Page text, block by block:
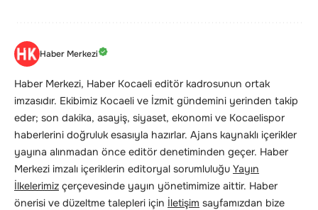
Haber Merkezi
Haber Merkezi, Haber Kocaeli editör kadrosunun ortak
imzasıdır. Ekibimiz Kocaeli ve İzmit gündemini yerinden takip
eder; son dakika, asayiş, siyaset, ekonomi ve Kocaelispor
haberlerini doğruluk esasıyla hazırlar. Ajans kaynaklı içerikler
yayına alınmadan önce editör denetiminden geçer. Haber
Merkezi imzalı içeriklerin editoryal sorumluluğu Yayın
İlkelerimiz çerçevesinde yayın yönetimimize aittir. Haber
önerisi ve düzeltme talepleri için İletişim sayfamızdan bize